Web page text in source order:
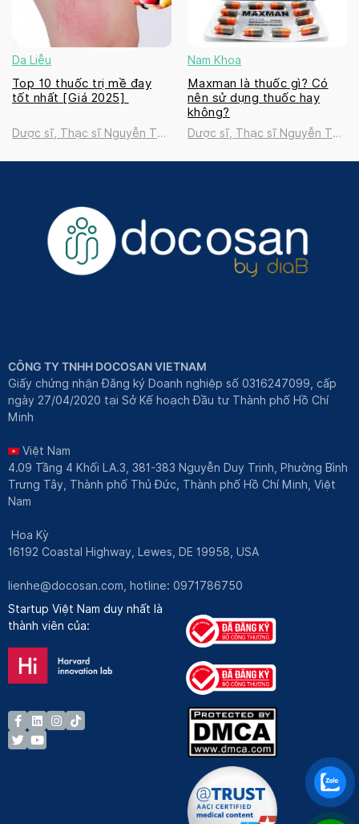
Da Liễu
Top 10 thuốc trị mề đay
tốt nhất [Giá 2025]
Dược sĩ, Thạc sĩ Nguyễn Thị
Nam Khoa
Maxman là thuốc gì? Có
nên sử dụng thuốc hay
không?
Dược sĩ, Thạc sĩ Nguyễn Thị
CÔNG TY TNHH DOCOSAN VIETNAM
Giấy chứng nhận Đăng ký Doanh nghiệp số 0316247099, cấp
ngày 27/04/2020 tại Sở Kế hoạch Đầu tư Thành phố Hồ Chí
Minh
Việt Nam
4.09 Tầng 4 Khối LA.3, 381-383 Nguyễn Duy Trinh, Phường Bình
Trưng Tây, Thành phố Thủ Đức, Thành phố Hồ Chí Minh, Việt
Nam
Hoa Kỳ
16192 Coastal Highway, Lewes, DE 19958, USA
lienhe@docosan.com , hotline: 0971786750
Startup Việt Nam duy nhất là
thành viên của: